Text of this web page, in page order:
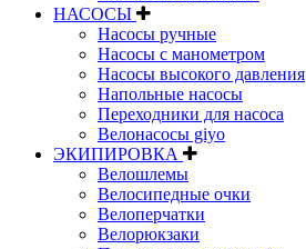
НАСОСЫ
Насосы ручные
Насосы с манометром
Насосы высокого давления
Напольные насосы
Переходники для насоса
Велонасосы giyo
ЭКИПИРОВКА
Велошлемы
Велосипедные очки
Велоперчатки
Велорюкзаки